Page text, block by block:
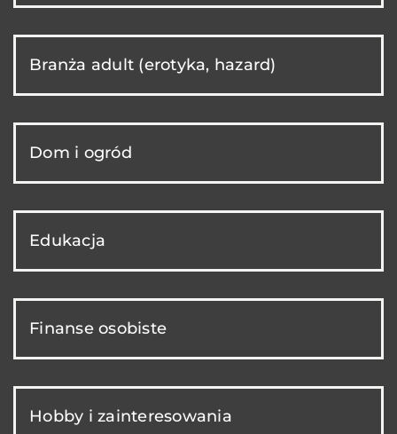
Branża adult (erotyka, hazard)
Dom i ogród
Edukacja
Finanse osobiste
Hobby i zainteresowania